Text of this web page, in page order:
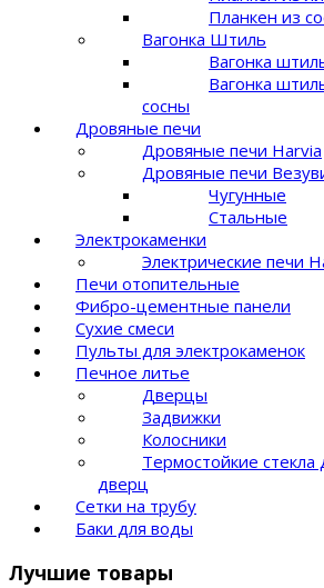
Планкен из
Вагонка Штиль
Вагонка
Вагонка
сосны
Дровяные печи
Дровяные печи Harvia
Дровяные печи
Чугунные
Стальные
Электрокаменки
Электрические печи
Печи отопительные
Фибро-цементные панели
Сухие смеси
Пульты для электрокаменок
Печное литье
Дверцы
Задвижки
Колосники
Термостойкие стекла
дверц
Сетки на трубу
Баки для воды
Лучшие товары